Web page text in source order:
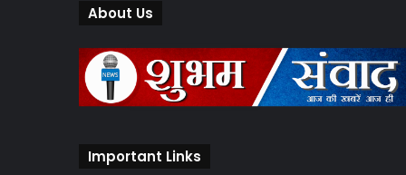
About Us
Important Links